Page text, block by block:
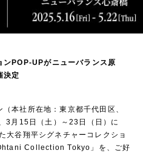
ンPOP-UPがニューバランス原
決定
本社所在地：東京都千代田区、
3月15日（土）～23日（日）に
大谷翔平シグネチャーコレクショ
Collection Tokyo」を、ご好